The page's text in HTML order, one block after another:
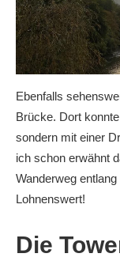
Ebenfalls
Brücke. Dort
sondern mit einer
ich schon erwähnt
Wanderweg
Lohnenswert!
Die